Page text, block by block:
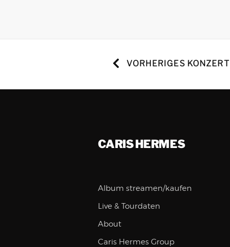
VORHERIGES KONZERT
CARIS HERMES
Album streamen/kaufen
Live & Tourdaten
About
Caris Hermes Group